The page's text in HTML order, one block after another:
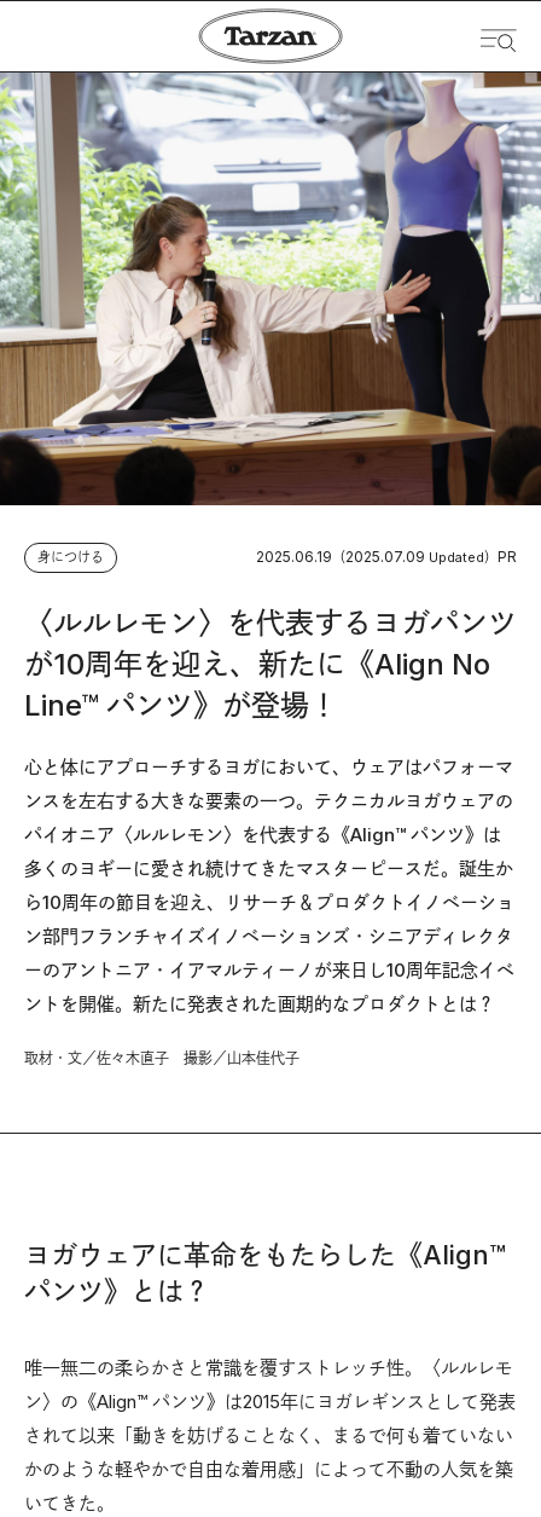
身につける 2025.06.19 （2025.07.09 Updated） PR
〈ルルレモン〉を代表するヨガパンツ
が10周年を迎え、新たに《Align No
Line™︎ パンツ》が登場！
心と体にアプローチするヨガにおいて、ウェアはパフォーマ
ンスを左右する大きな要素の一つ。テクニカルヨガウェアの
パイオニア〈ルルレモン〉を代表する《Align™︎ パンツ》は
多くのヨギーに愛され続けてきたマスターピースだ。誕生か
ら10周年の節目を迎え、リサーチ＆プロダクトイノベーショ
ン部門フランチャイズイノベーションズ・シニアディレクタ
ーのアントニア・イアマルティーノが来日し10周年記念イベ
ントを開催。新たに発表された画期的なプロダクトとは？
取材・文／佐々木直子 撮影／山本佳代子
ヨガウェアに革命をもたらした《Align™︎
パンツ》とは？
唯一無二の柔らかさと常識を覆すストレッチ性。〈ルルレモ
ン〉の《Align™︎ パンツ》は2015年にヨガレギンスとして発表
されて以来「動きを妨げることなく、まるで何も着ていない
かのような軽やかで自由な着用感」によって不動の人気を築
いてきた。